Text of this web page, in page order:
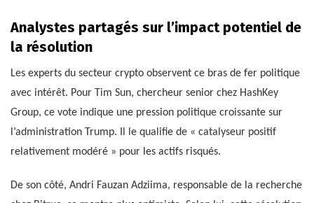
Analystes partagés sur l’impact potentiel de
la résolution
Les experts du secteur crypto observent ce bras de fer politique
avec intérêt. Pour Tim Sun, chercheur senior chez HashKey
Group, ce vote indique une pression politique croissante sur
l’administration Trump. Il le qualifie de « catalyseur positif
relativement modéré » pour les actifs risqués.
De son côté, Andri Fauzan Adziima, responsable de la recherche